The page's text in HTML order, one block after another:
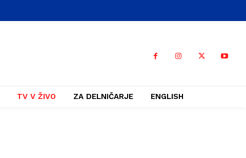
TV V ŽIVO ZA DELNIČARJE ENGLISH